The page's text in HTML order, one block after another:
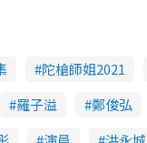
陀槍師姐2021
羅子溢 鄭俊弘